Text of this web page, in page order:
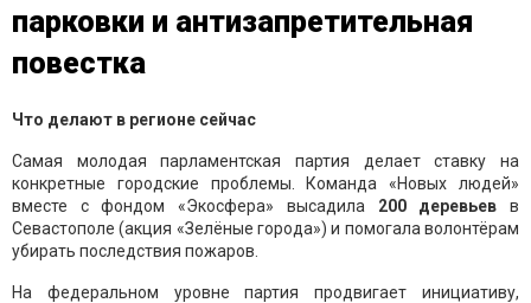
парковки и антизапретительная
повестка
Что делают в регионе сейчас
Самая молодая парламентская партия делает ставку на
конкретные городские проблемы. Команда «Новых людей»
вместе с фондом «Экосфера» высадила 200 деревьев в
Севастополе (акция «Зелёные города») и помогала волонтёрам
убирать последствия пожаров.
На федеральном уровне партия продвигает инициативу,